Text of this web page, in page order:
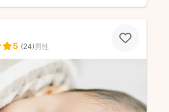
5 (24)男性